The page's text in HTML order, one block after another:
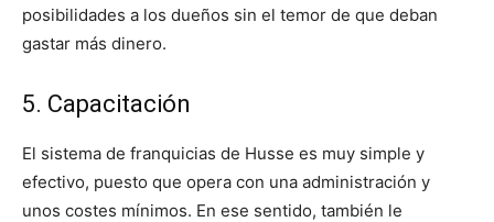
posibilidades a los dueños sin el temor de que deban
gastar más dinero.
5. Capacitación
El sistema de franquicias de Husse es muy simple y
efectivo, puesto que opera con una administración y
unos costes mínimos. En ese sentido, también le